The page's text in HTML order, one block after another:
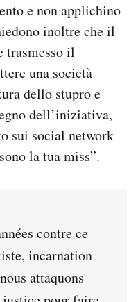
e non applichino
inoltre che il
trasmesso il
una società
dello stupro e
dell’iniziativa,
sui social network
la tua miss”.
contre ce
incarnation
attaquons